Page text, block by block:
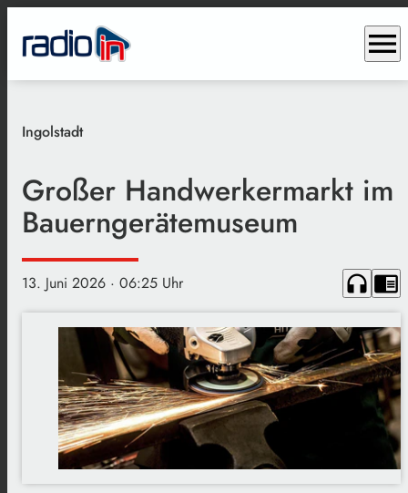
menu
Ingolstadt
Großer Handwerkermarkt im
Bauerngerätemuseum
13. Juni 2026 · 06:25 Uhr headphones chrome_reader_mode